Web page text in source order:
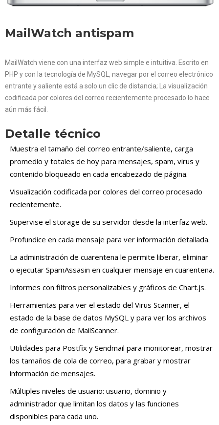
MailWatch antispam
MailWatch viene con una interfaz web simple e intuitiva. Escrito en
PHP y con la tecnología de MySQL, navegar por el correo electrónico
entrante y saliente está a solo un clic de distancia; La visualización
codificada por colores del correo recientemente procesado lo hace
aún más fácil.
Detalle técnico
Muestra el tamaño del correo entrante/saliente, carga
promedio y totales de hoy para mensajes, spam, virus y
contenido bloqueado en cada encabezado de página.
Visualización codificada por colores del correo procesado
recientemente.
Supervise el storage de su servidor desde la interfaz web.
Profundice en cada mensaje para ver información detallada.
La administración de cuarentena le permite liberar, eliminar
o ejecutar SpamAssasin en cualquier mensaje en cuarentena.
Informes con filtros personalizables y gráficos de Chart.js.
Herramientas para ver el estado del Virus Scanner, el
estado de la base de datos MySQL y para ver los archivos
de configuración de MailScanner.
Utilidades para Postfix y Sendmail para monitorear, mostrar
los tamaños de cola de correo, para grabar y mostrar
información de mensajes.
Múltiples niveles de usuario: usuario, dominio y
administrador que limitan los datos y las funciones
disponibles para cada uno.